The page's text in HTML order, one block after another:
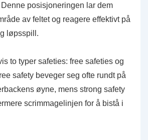
posisjoneringen lar dem
av feltet og reagere effektivt på
løpsspill.
to typer safeties: free safeties og
safety beveger seg ofte rundt på
øyne, mens strong safety
scrimmagelinjen for å bistå i